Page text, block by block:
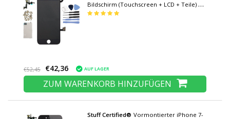
Bildschirm (Touchscreen + LCD + Teile) A
+ Qualität - Schwarz + Werkzeuge
€52,45 €42,36 AUF LAGER
ZUM WARENKORB HINZUFÜGEN
Stuff Certified® Vormontierter iPhone 7-